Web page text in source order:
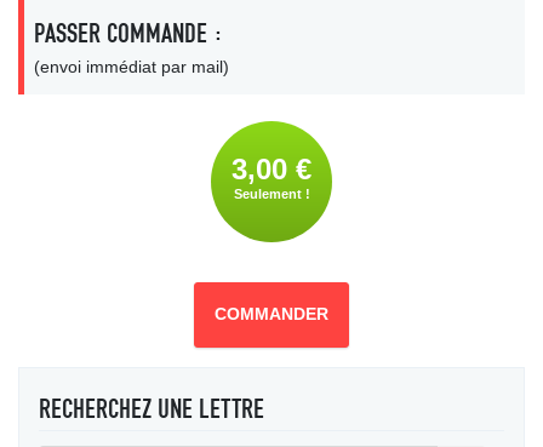
PASSER COMMANDE :
(envoi immédiat par mail)
3,00 €
Seulement !
COMMANDER
RECHERCHEZ UNE LETTRE